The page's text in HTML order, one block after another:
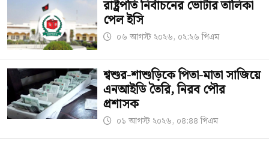
রাষ্ট্রপতি নির্বাচনের ভোটার তালিকা
পেল ইসি
০৬ আগস্ট ২০২৬, ০২:২৬ পিএম
শ্বশুর-শাশুড়িকে পিতা-মাতা সাজিয়ে
এনআইডি তৈরি, নিরব পৌর
প্রশাসক
০১ আগস্ট ২০২৬, ০৪:৪৪ পিএম